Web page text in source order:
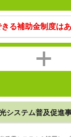
る補助金制度は
システム普及促進